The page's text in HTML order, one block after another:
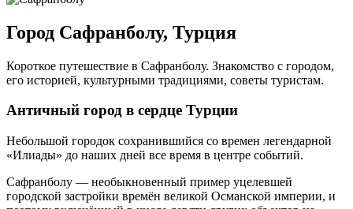
Город Сафранболу, Турция
Короткое путешествие в Сафранболу. Знакомство с городом,
его историей, культурными традициями, советы туристам.
Античный город в сердце Турции
Небольшой городок сохранившийся со времен легендарной
«Илиады» до наших дней все время в центре событий.
Сафранболу — необыкновенный пример уцелевшей
городской застройки времён великой Османской империи, и